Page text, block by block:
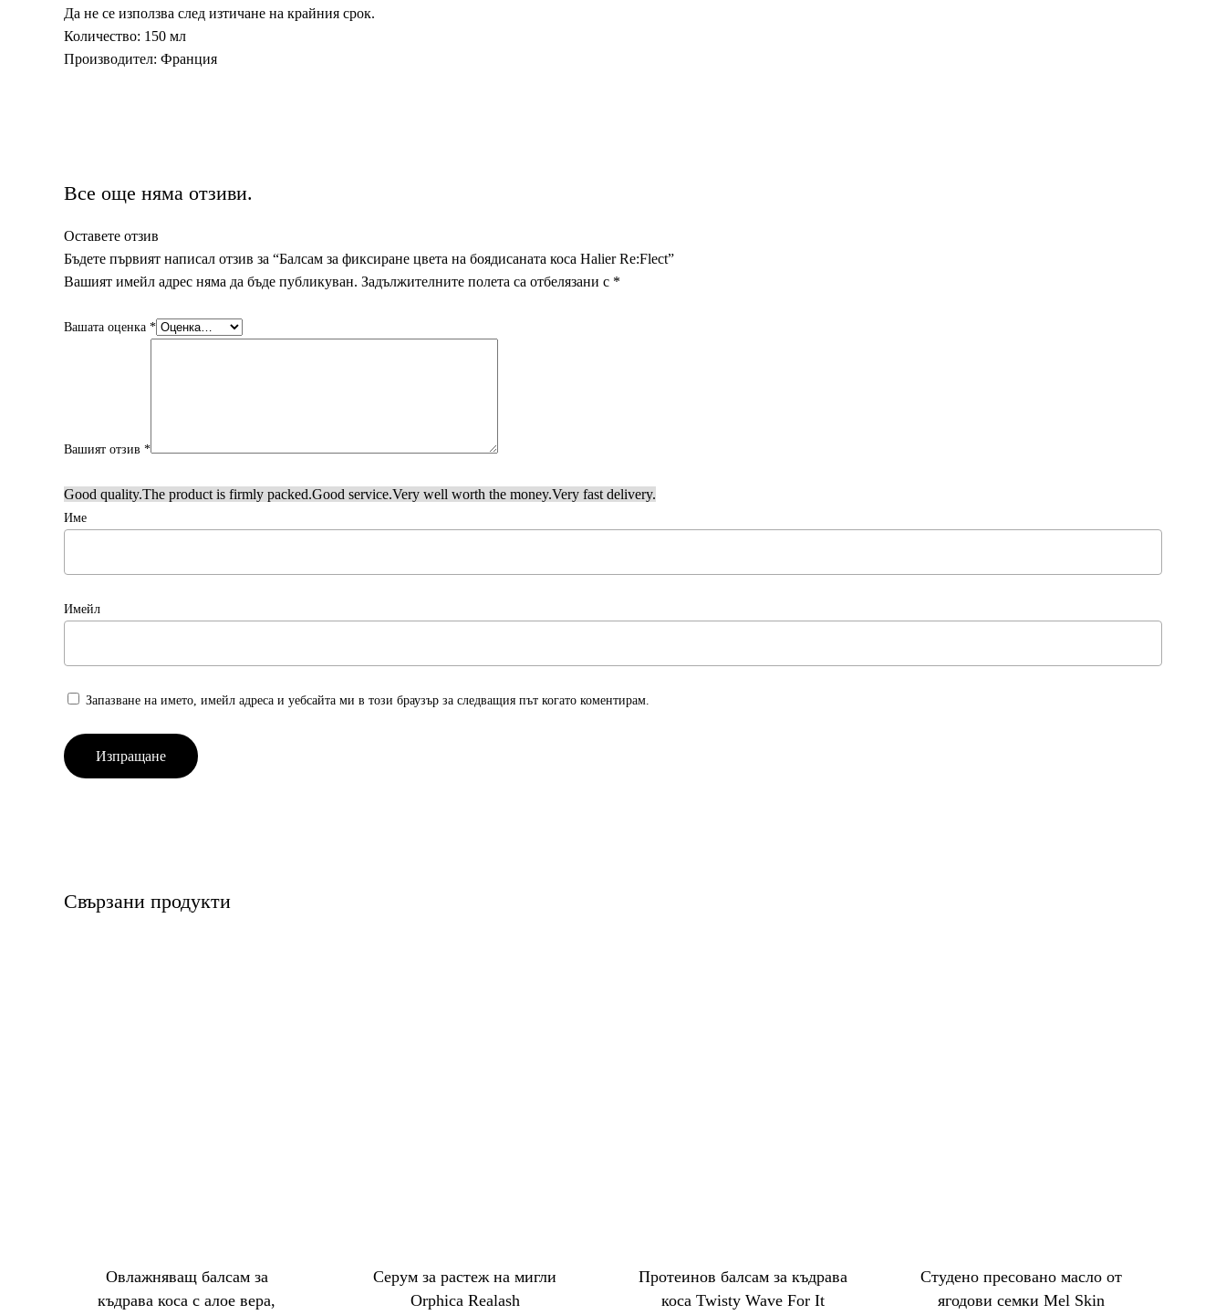
Да не се използва след изтичане на крайния срок.
Количество: 150 мл
Производител: Франция
Все още няма отзиви.
Оставете отзив
Бъдете първият написал отзив за “Балсам за фиксиране цвета на боядисаната коса Halier Re:Flect”
Вашият имейл адрес няма да бъде публикуван. Задължителните полета са отбелязани с *
Вашата оценка *
Вашият отзив *
Good quality.The product is firmly packed.Good service.Very well worth the money.Very fast delivery.
Име
Имейл
Запазване на името, имейл адреса и уебсайта ми в този браузър за следващия път когато коментирам.
Свързани продукти
Овлажняващ балсам за
къдрава коса с алое вера,
Серум за растеж на мигли
Orphica Realash
Протеинов балсам за къдрава
коса Twisty Wave For It
Студено пресовано масло от
ягодови семки Mel Skin